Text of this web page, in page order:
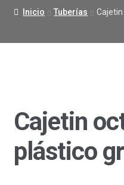
Inicio Tuberías
Cajetin
plástico